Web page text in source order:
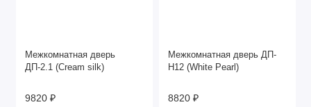
Межкомнатная дверь
ДП-2.1 (Cream silk)
9820 ₽
Межкомнатная дверь ДП-
Н12 (White Pearl)
8820 ₽